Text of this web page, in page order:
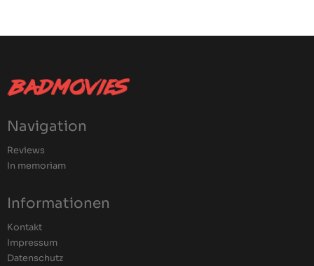
Navigation
Reviews
In memoriam
Informationen
Kontakt
Impressum
Datenschutz